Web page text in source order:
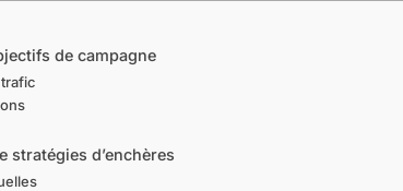
de campagne
stratégies d’enchères